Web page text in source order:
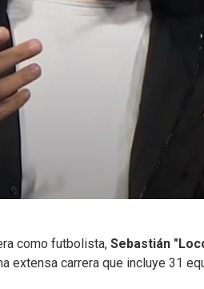
como futbolista, Sebastián
extensa carrera que incluye 31